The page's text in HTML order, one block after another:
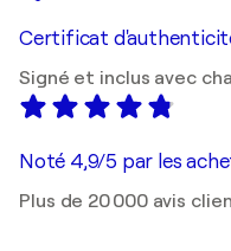
Certificat
Signé et inclus avec
Noté 4,9/5 par les
Plus de 20 000 avis